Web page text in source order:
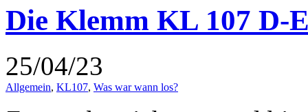
Die Klemm KL 107 D-
25/04/23
Allgemein, KL107, Was war wann los?